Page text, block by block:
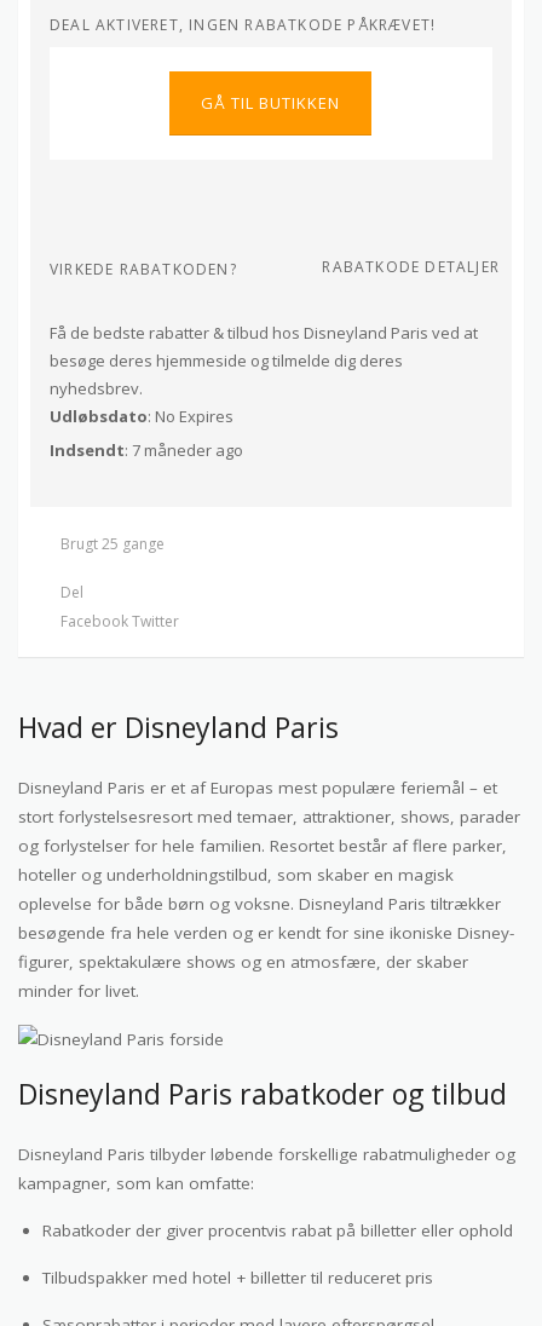
DEAL AKTIVERET, INGEN RABATKODE PÅKRÆVET!
GÅ TIL BUTIKKEN
VIRKEDE RABATKODEN? RABATKODE DETALJER
Få de bedste rabatter & tilbud hos Disneyland Paris ved at
besøge deres hjemmeside og tilmelde dig deres
nyhedsbrev.
Udløbsdato: No Expires
Indsendt: 7 måneder ago
Brugt 25 gange
Del
FacebookTwitter
Hvad er Disneyland Paris
Disneyland Paris er et af Europas mest populære feriemål – et
stort forlystelsesresort med temaer, attraktioner, shows, parader
og forlystelser for hele familien. Resortet består af flere parker,
hoteller og underholdningstilbud, som skaber en magisk
oplevelse for både børn og voksne. Disneyland Paris tiltrækker
besøgende fra hele verden og er kendt for sine ikoniske Disney-
figurer, spektakulære shows og en atmosfære, der skaber
minder for livet.
Disneyland Paris rabatkoder og tilbud
Disneyland Paris tilbyder løbende forskellige rabatmuligheder og
kampagner, som kan omfatte:
Rabatkoder der giver procentvis rabat på billetter eller ophold
Tilbudspakker med hotel + billetter til reduceret pris